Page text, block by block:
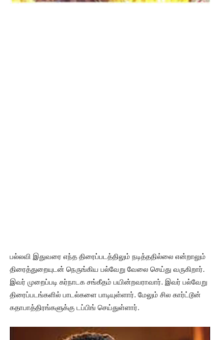
பல்லவி இதுவரை எந்த திரைப்படத்திலும் நடித்ததில்லை என்றாலும்
திரைத்துறையுடன் நெருங்கிய பல்வேறு வேலை செய்து வருகிறார்.
இவர் முறைப்படி கர்நாடக சங்கீதம் பயின்றவராவார். இவர் பல்வேறு
திரைப்படங்களில் பாடல்களை பாடியுள்ளார். மேலும் சில கார்ட்டூன்
கதாபாத்திரங்களுக்கு டப்பிங் செய்துள்ளார்.